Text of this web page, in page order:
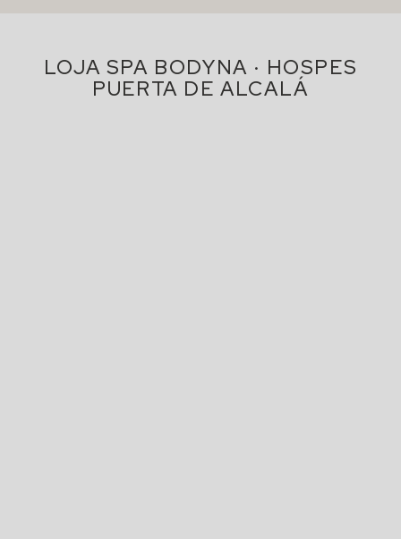
LOJA SPA BODYNA · HOSPES
PUERTA DE ALCALÁ